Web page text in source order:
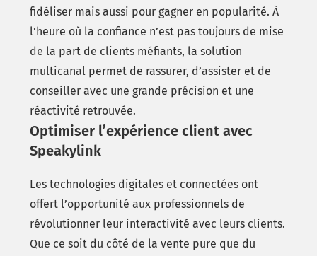
fidéliser mais aussi pour gagner en popularité. À
l’heure où la confiance n’est pas toujours de mise
de la part de clients méfiants, la solution
multicanal permet de rassurer, d’assister et de
conseiller avec une grande précision et une
réactivité retrouvée.
Optimiser l’expérience client avec
Speakylink
Les technologies digitales et connectées ont
offert l’opportunité aux professionnels de
révolutionner leur interactivité avec leurs clients.
Que ce soit du côté de la vente pure que du